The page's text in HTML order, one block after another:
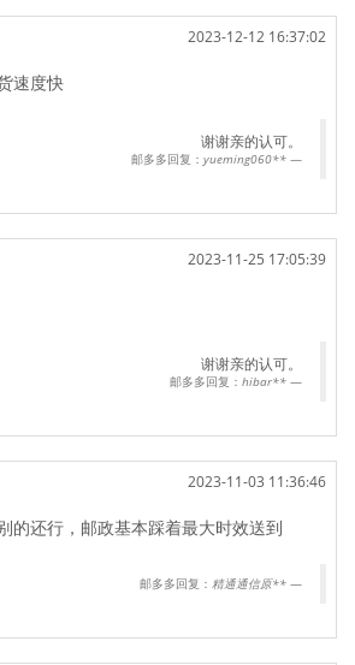
2023-12-12 16:37:02
速度快
谢谢亲的认可。
邮多多回复： yueming060**
2023-11-25 17:05:39
谢谢亲的认可。
邮多多回复： hibar**
2023-11-03 11:36:46
的还行，邮政基本踩着最大时效送到
邮多多回复： 精通通信原**